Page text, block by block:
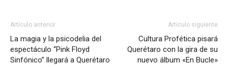
Artículo anterior
La magia y la psicodelia del
espectáculo “Pink Floyd
Sinfónico” llegará a Querétaro
Artículo siguiente
Cultura Profética pisará
Querétaro con la gira de su
nuevo álbum «En Bucle»